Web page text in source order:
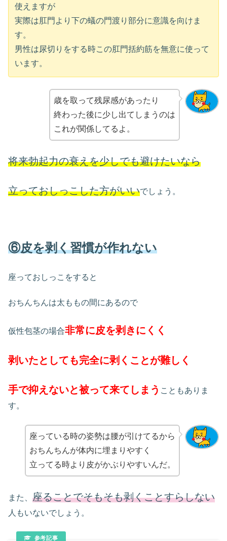
使えますが
実際は肛門より下の蟻の門渡り部分に意識を向けま
す。
男性は尿切りをする時この肛門括約筋を無意に使って
います。
歳を取って残尿感があったり
終わった後に少し出てしまうのは
これが関係してるよ。
将来勃起力の衰えを少しでも避けたいなら
立っておしっこした方がいいでしょう。
⑥皮を剥く習慣が作れない
座っておしっこをすると
おちんちんは太ももの間にあるので
仮性包茎の場合非常に皮を剥きにくく
剥いたとしても完全に剥くことが難しく
手で抑えないと被って来てしまう こともありま
す。
座っている時の姿勢は腰が引けてるから
おちんちんが体内に埋まりやすく
立ってる時より皮がかぶりやすいんだ。
また、 座ることでそもそも剥くことすらしない
人もいないでしょう。